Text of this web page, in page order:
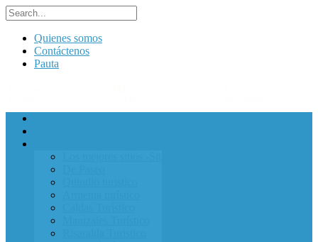
Quienes somos
Contáctenos
Pauta